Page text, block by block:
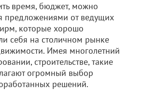
время, бюджет, можно
предложениями от ведущих
которые хорошо
себя на столичном рынке
Имея многолетний
строительстве, такие
огромный выбор
решений.